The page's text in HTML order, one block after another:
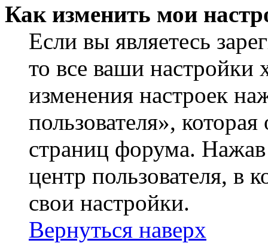
Как изменить мои
Если вы являетесь
то все ваши настройки
изменения настроек
пользователя»,
страниц форума.
центр пользователя, в
свои настройки.
Вернуться наверх